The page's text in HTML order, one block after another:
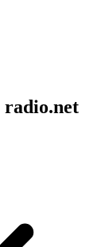
radio.net